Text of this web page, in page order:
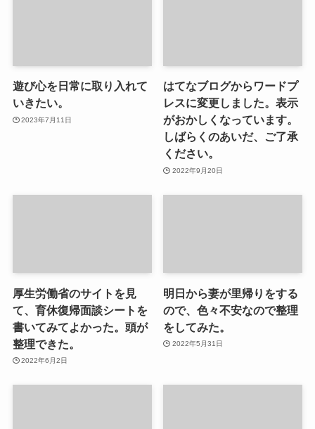
遊び心を日常に取り入れて
いきたい。
2023年7月11日
はてなブログからワードプ
レスに変更しました。表示
がおかしくなっています。
しばらくのあいだ、ご了承
ください。
2022年9月20日
厚生労働省のサイトを見
て、育休復帰面談シートを
書いてみてよかった。頭が
整理できた。
2022年6月2日
明日から妻が里帰りをする
ので、色々不安なので整理
をしてみた。
2022年5月31日